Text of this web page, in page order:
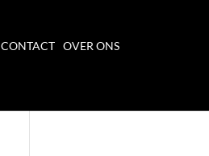
CONTACT OVER ONS